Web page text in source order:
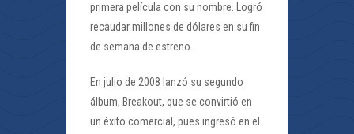
primera película con su nombre. Logró
recaudar millones de dólares en su fin
de semana de estreno.
En julio de 2008 lanzó su segundo
álbum, Breakout, que se convirtió en
un éxito comercial, pues ingresó en el